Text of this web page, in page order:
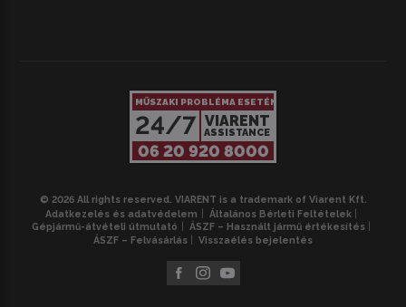
MŰSZAKI PROBLÉMA ESETÉN
24/7 VIARENT
ASSISTANCE
06 20 920 8000
© 2026 All rights reserved. VIARENT is a trademark of Viarent Kft.
Adatkezelés és adatvédelem
Általános Bérleti Feltételek
Gépjármű-átvételi útmutató
ÁSZF – Használt jármű értékesítés
ÁSZF – Felvásárlás
Visszaélés bejelentés